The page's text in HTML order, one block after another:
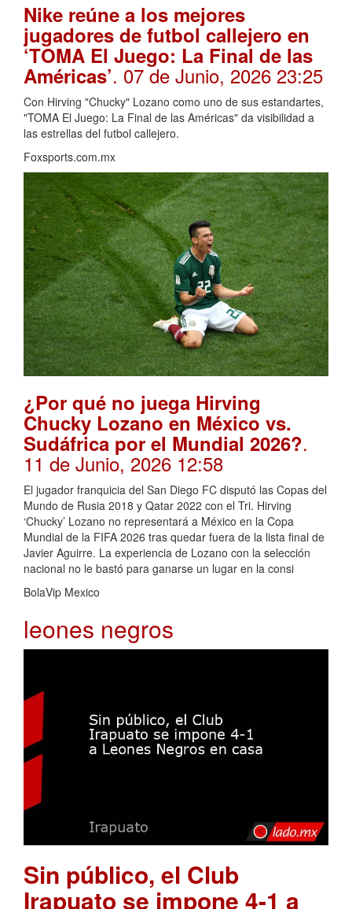
Nike reúne a los mejores
jugadores de futbol callejero en
‘TOMA El Juego: La Final de las
Américas’. 07 de Junio, 2026 23:25
Con Hirving "Chucky" Lozano como uno de sus estandartes,
"TOMA El Juego: La Final de las Américas" da visibilidad a
las estrellas del futbol callejero.
Foxsports.com.mx
¿Por qué no juega Hirving
Chucky Lozano en México vs.
Sudáfrica por el Mundial 2026?.
11 de Junio, 2026 12:58
El jugador franquicia del San Diego FC disputó las Copas del
Mundo de Rusia 2018 y Qatar 2022 con el Tri. Hirving
‘Chucky’ Lozano no representará a México en la Copa
Mundial de la FIFA 2026 tras quedar fuera de la lista final de
Javier Aguirre. La experiencia de Lozano con la selección
nacional no le bastó para ganarse un lugar en la consi
BolaVip Mexico
leones negros
Sin público, el Club
Irapuato se impone 4-1 a